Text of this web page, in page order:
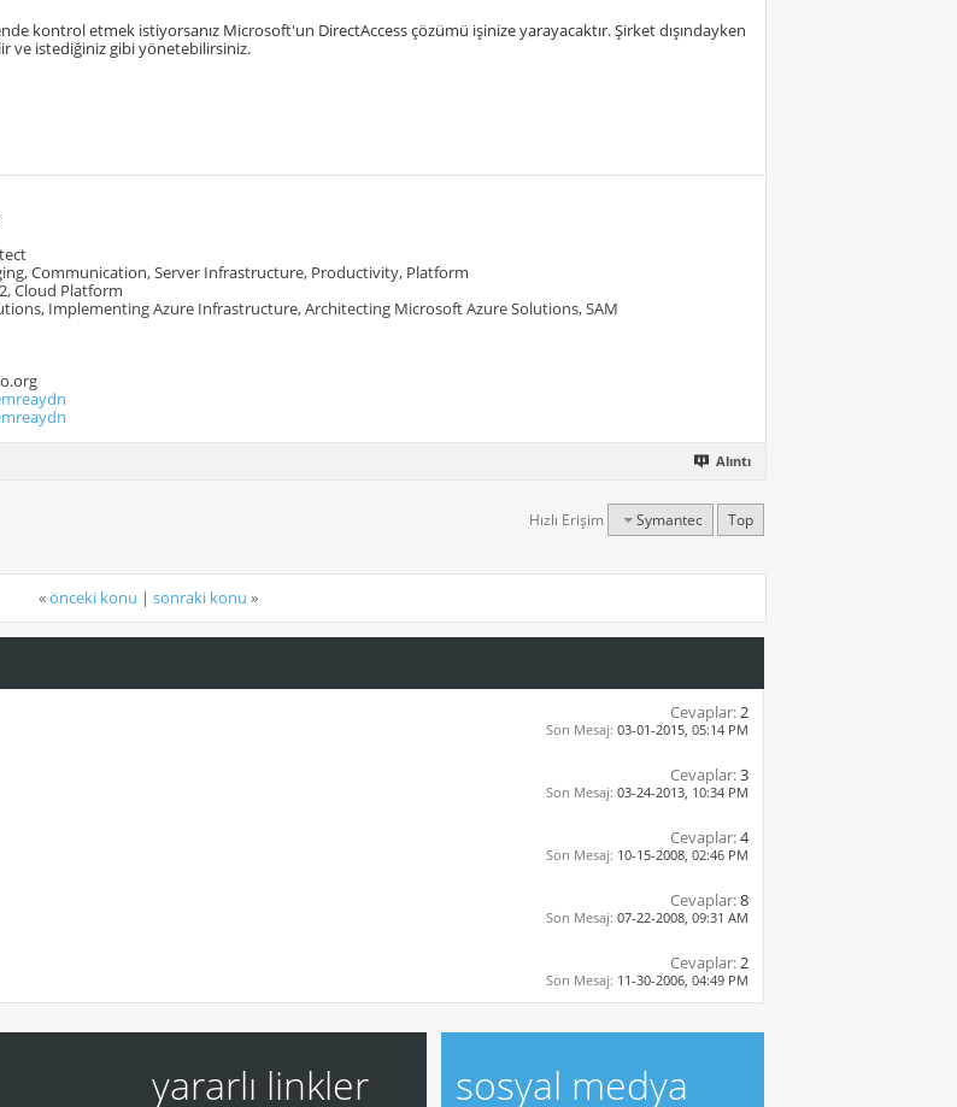
kontrol etmek istiyorsanız Microsoft'un DirectAccess çözümü işinize yarayacaktır. Şirket dışındayken
ve istediğiniz gibi yönetebilirsiniz.
Communication, Server Infrastructure, Productivity, Platform
Cloud Platform
Implementing Azure Infrastructure, Architecting Microsoft Azure Solutions, SAM
Alıntı
Hızlı Erişim Symantec Top
«önceki konu | sonraki konu »
Cevaplar:2
Son Mesaj: 03-01-2015, 05:14 PM
Cevaplar:3
Son Mesaj: 03-24-2013, 10:34 PM
Cevaplar:4
Son Mesaj: 10-15-2008, 02:46 PM
Cevaplar:8
Son Mesaj: 07-22-2008, 09:31 AM
Cevaplar:2
Son Mesaj: 11-30-2006, 04:49 PM
yararlı linkler
sosyal medya